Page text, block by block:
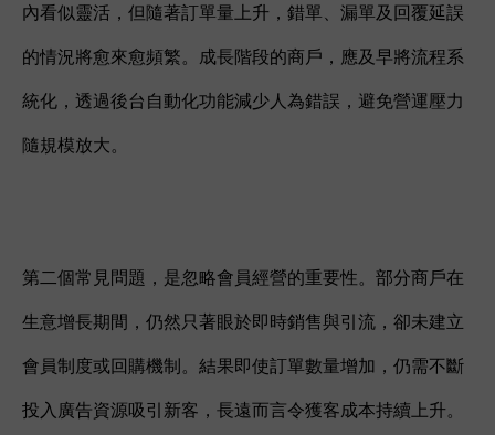
內看似靈活，但隨著訂單量上升，錯單、漏單及回覆延誤
的情況將愈來愈頻繁。成長階段的商戶，應及早將流程系
統化，透過後台自動化功能減少人為錯誤，避免營運壓力
隨規模放大。
第二個常見問題，是忽略會員經營的重要性。部分商戶在
生意增長期間，仍然只著眼於即時銷售與引流，卻未建立
會員制度或回購機制。結果即使訂單數量增加，仍需不斷
投入廣告資源吸引新客，長遠而言令獲客成本持續上升。